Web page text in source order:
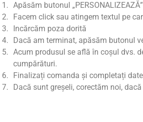
Apăsăm butonul „PERSONALIZEAZĂ”
Facem click sau atingem textul pe
Incărcăm poza dorită
Dacă am terminat, apăsăm butonul
Acum produsul se află în coșul dvs.
cumpărături.
Finalizați comanda și completați
Dacă sunt greșeli, corectăm noi,